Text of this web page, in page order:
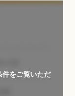
件をご覧いただ